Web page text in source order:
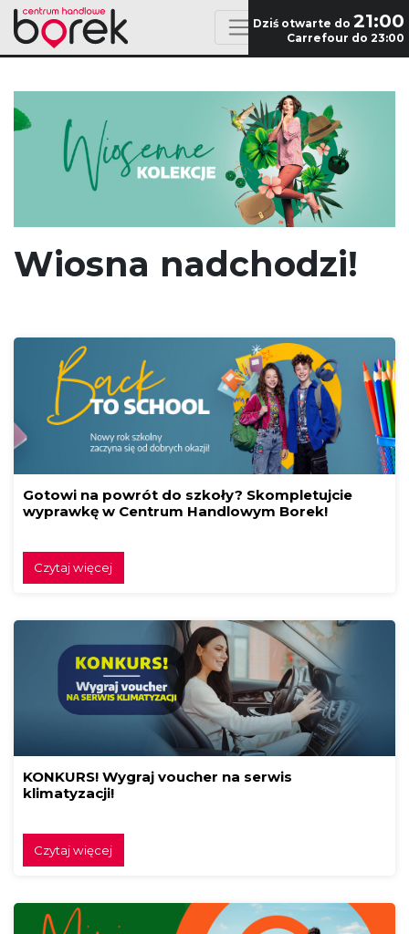
Dziś otwarte do 21:00
Carrefour do 23:00
Wiosna nadchodzi!
Gotowi na powrót do szkoły? Skompletujcie
wyprawkę w Centrum Handlowym Borek!
Czytaj więcej
KONKURS! Wygraj voucher na serwis
klimatyzacji!
Czytaj więcej